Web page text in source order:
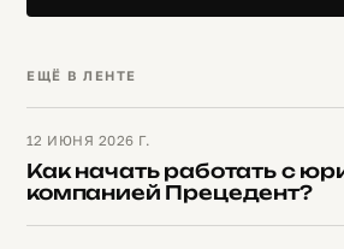
ЕЩЁ В ЛЕНТЕ
12 ИЮНЯ 2026 Г.
Как начать работать с
компанией Прецедент?